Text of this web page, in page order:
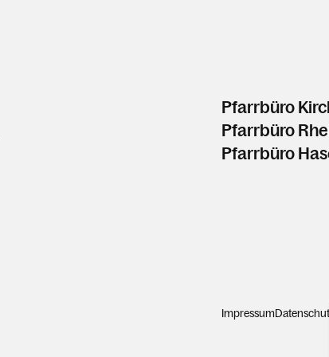
Pfarrbüro
Pfarrbüro
Pfarrbüro
Impressum